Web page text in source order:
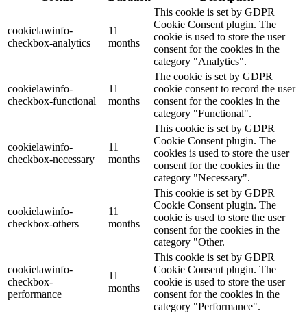
cookielawinfo-
checkbox-analytics
11
months
This cookie is set by GDPR
Cookie Consent plugin. The
cookie is used to store the user
consent for the cookies in the
category "Analytics".
cookielawinfo-
checkbox-functional
11
months
The cookie is set by GDPR
cookie consent to record the user
consent for the cookies in the
category "Functional".
cookielawinfo-
checkbox-necessary
11
months
This cookie is set by GDPR
Cookie Consent plugin. The
cookies is used to store the user
consent for the cookies in the
category "Necessary".
cookielawinfo-
checkbox-others
11
months
This cookie is set by GDPR
Cookie Consent plugin. The
cookie is used to store the user
consent for the cookies in the
category "Other.
cookielawinfo-
checkbox-
performance
11
months
This cookie is set by GDPR
Cookie Consent plugin. The
cookie is used to store the user
consent for the cookies in the
category "Performance".